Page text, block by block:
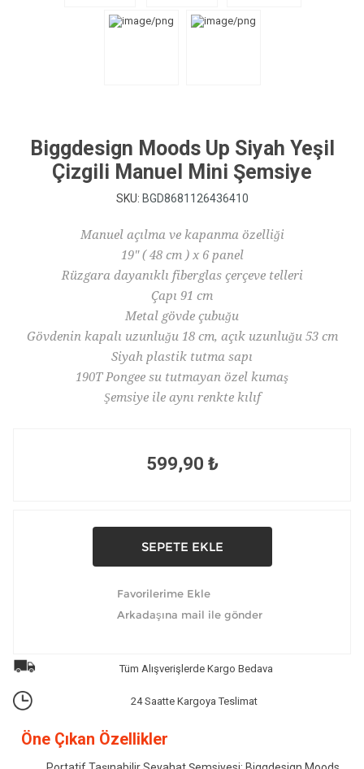
Biggdesign Moods Up Siyah Yeşil
Çizgili Manuel Mini Şemsiye
SKU: BGD8681126436410
Manuel açılma ve kapanma özelliği
19" ( 48 cm ) x 6 panel
Rüzgara dayanıklı fiberglas çerçeve telleri
Çapı 91 cm
Metal gövde çubuğu
Gövdenin kapalı uzunluğu 18 cm, açık uzunluğu 53 cm
Siyah plastik tutma sapı
190T Pongee su tutmayan özel kumaş
Şemsiye ile aynı renkte kılıf
599,90 ₺
Tüm Alışverişlerde Kargo Bedava
24 Saatte Kargoya Teslimat
Öne Çıkan Özellikler